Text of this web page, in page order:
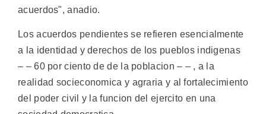
acuerdos", anadio.
Los acuerdos pendientes se refieren esencialmente
a la identidad y derechos de los pueblos indigenas
– – 60 por ciento de de la poblacion – – , a la
realidad socieconomica y agraria y al fortalecimiento
del poder civil y la funcion del ejercito en una